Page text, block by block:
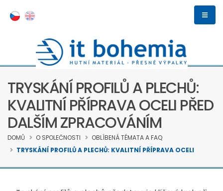
TRYSKÁNÍ PROFILŮ A PLECHŮ:
KVALITNÍ PŘÍPRAVA OCELI PŘED
DALŠÍM ZPRACOVÁNÍM
DOMŮ O SPOLEČNOSTI
OBLÍBENÁ TÉMATA A FAQ
TRYSKÁNÍ PROFILŮ A PLECHŮ: KVALITNÍ PŘÍPRAVA OCELI